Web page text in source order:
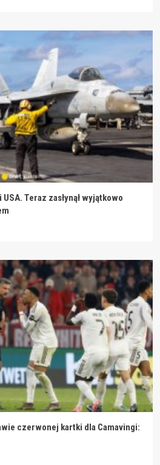
Teraz zasłynął wyjątkowo
czerwonej kartki dla Camavingi: